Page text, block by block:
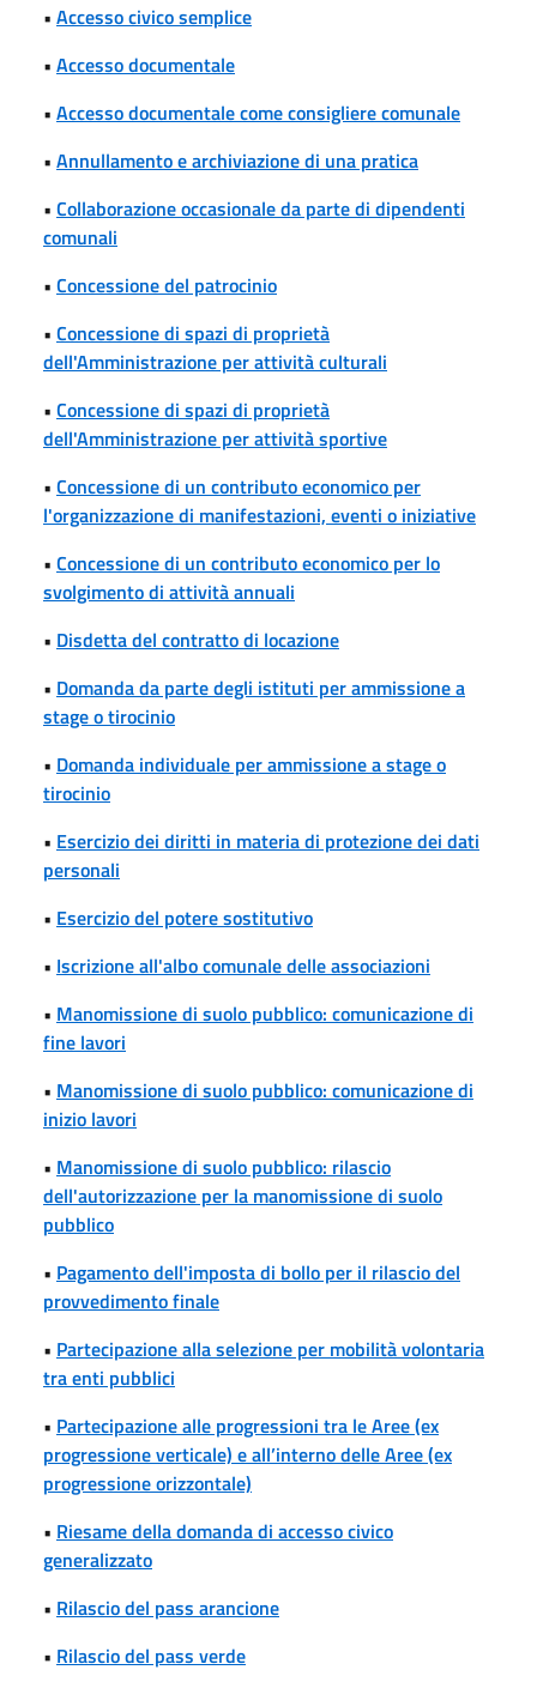
• Accesso civico semplice
• Accesso documentale
• Accesso documentale come consigliere comunale
• Annullamento e archiviazione di una pratica
• Collaborazione occasionale da parte di dipendenti
comunali
• Concessione del patrocinio
• Concessione di spazi di proprietà
dell'Amministrazione per attività culturali
• Concessione di spazi di proprietà
dell'Amministrazione per attività sportive
• Concessione di un contributo economico per
l'organizzazione di manifestazioni, eventi o iniziative
• Concessione di un contributo economico per lo
svolgimento di attività annuali
• Disdetta del contratto di locazione
• Domanda da parte degli istituti per ammissione a
stage o tirocinio
• Domanda individuale per ammissione a stage o
tirocinio
• Esercizio dei diritti in materia di protezione dei dati
personali
• Esercizio del potere sostitutivo
• Iscrizione all'albo comunale delle associazioni
• Manomissione di suolo pubblico: comunicazione di
fine lavori
• Manomissione di suolo pubblico: comunicazione di
inizio lavori
• Manomissione di suolo pubblico: rilascio
dell'autorizzazione per la manomissione di suolo
pubblico
• Pagamento dell'imposta di bollo per il rilascio del
provvedimento finale
• Partecipazione alla selezione per mobilità volontaria
tra enti pubblici
• Partecipazione alle progressioni tra le Aree (ex
progressione verticale) e all’interno delle Aree (ex
progressione orizzontale)
• Riesame della domanda di accesso civico
generalizzato
• Rilascio del pass arancione
• Rilascio del pass verde